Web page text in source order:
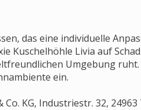
das eine individuelle
Kuschelhöhle Livia auf
Umgebung
ein.
KG, Industriestr. 32,